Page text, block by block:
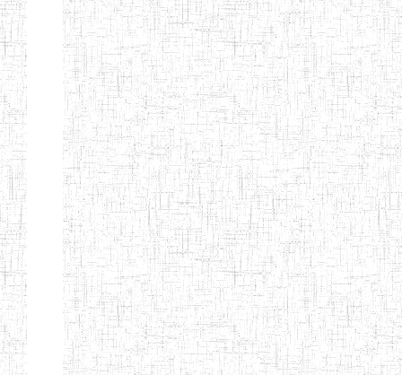
TRAINING
INSTITUTE
CAMEROUN
(A.T.T.I.C)
NACHO
TECHNICAL
TEACHER
TRAINING
INSTITUTE
12/08/2010 ENIET
SAINT
ANDREW'S BTTC
28/12/2007 ENIEG